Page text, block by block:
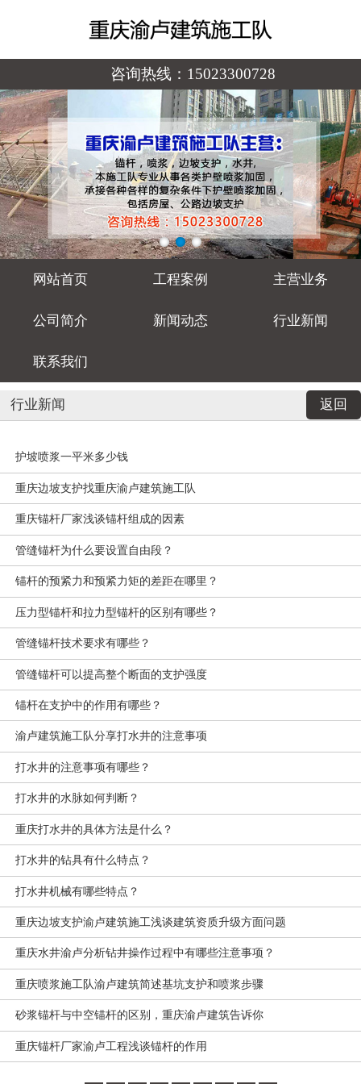
咨询热线： 15023300728
网站首页 工程案例 主营业务
公司简介 新闻动态 行业新闻
联系我们
返回
行业新闻
护坡喷浆一平米多少钱
重庆边坡支护找重庆渝卢建筑施工队
重庆锚杆厂家浅谈锚杆组成的因素
管缝锚杆为什么要设置自由段？
锚杆的预紧力和预紧力矩的差距在哪里？
压力型锚杆和拉力型锚杆的区别有哪些？
管缝锚杆技术要求有哪些？
管缝锚杆可以提高整个断面的支护强度
锚杆在支护中的作用有哪些？
渝卢建筑施工队分享打水井的注意事项
打水井的注意事项有哪些？
打水井的水脉如何判断？
重庆打水井的具体方法是什么？
打水井的钻具有什么特点？
打水井机械有哪些特点？
重庆边坡支护渝卢建筑施工浅谈建筑资质升级方面问题
重庆水井渝卢分析钻井操作过程中有哪些注意事项？
重庆喷浆施工队渝卢建筑简述基坑支护和喷浆步骤
砂浆锚杆与中空锚杆的区别，重庆渝卢建筑告诉你
重庆锚杆厂家渝卢工程浅谈锚杆的作用